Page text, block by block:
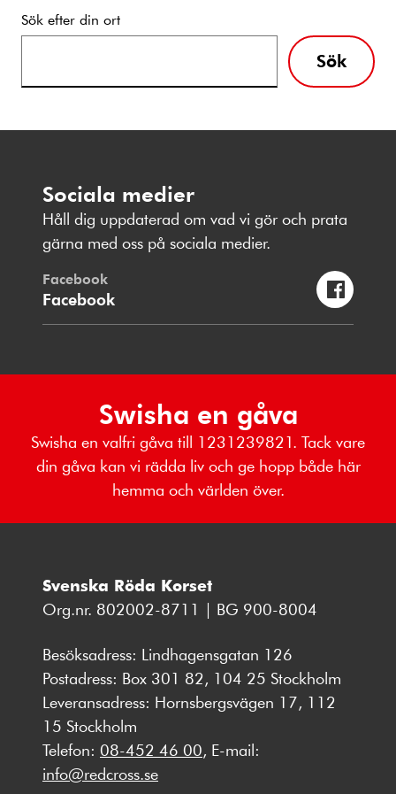
Sök efter din ort
Sök
Sociala medier
Håll dig uppdaterad om vad vi gör och prata
gärna med oss på sociala medier.
Facebook
Facebook
Swisha en gåva
Swisha en valfri gåva till 1231239821. Tack vare
din gåva kan vi rädda liv och ge hopp både här
hemma och världen över.
Svenska Röda Korset
Org.nr. 802002-8711 | BG 900-8004
Besöksadress: Lindhagensgatan 126
Postadress: Box 301 82, 104 25 Stockholm
Leveransadress: Hornsbergsvägen 17, 112
15 Stockholm
Telefon: 08-452 46 00, E-mail:
info@redcross.se